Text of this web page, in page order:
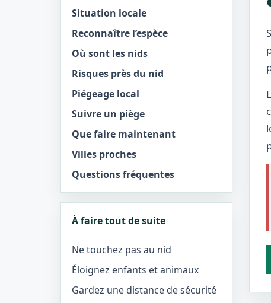
Situation locale
Reconnaître l’espèce
Où sont les nids
Risques près du nid
Piégeage local
Suivre un piège
Que faire maintenant
Villes proches
Questions fréquentes
À faire tout de suite
Ne touchez pas au nid
Éloignez enfants et animaux
Gardez une distance de sécurité